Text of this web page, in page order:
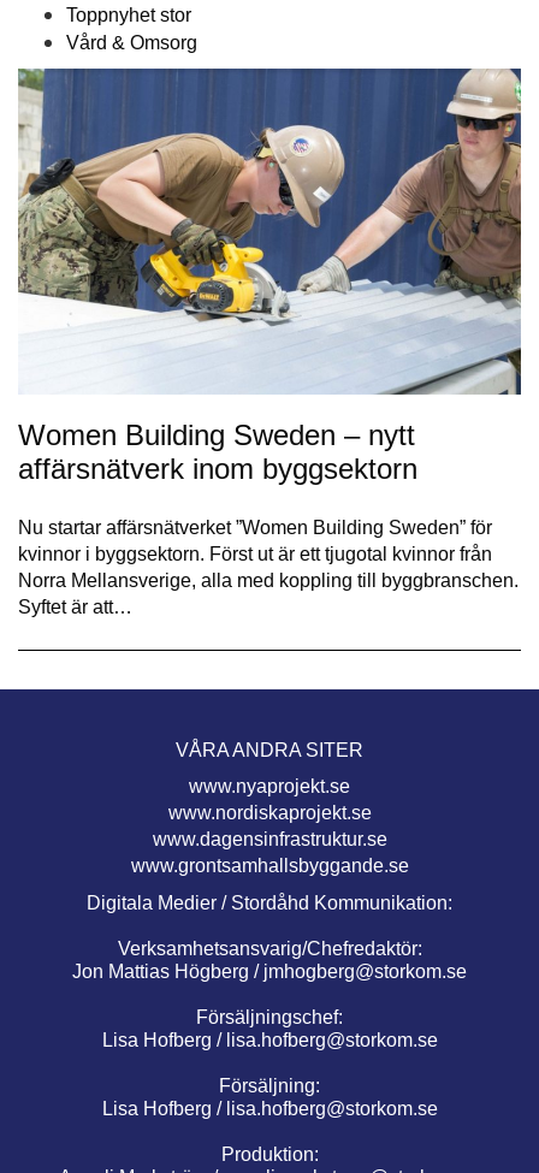
Toppnyhet stor
Vård & Omsorg
Women Building Sweden – nytt
affärsnätverk inom byggsektorn
Nu startar affärsnätverket ”Women Building Sweden” för
kvinnor i byggsektorn. Först ut är ett tjugotal kvinnor från
Norra Mellansverige, alla med koppling till byggbranschen.
Syftet är att…
VÅRA ANDRA SITER
www.nyaprojekt.se
www.nordiskaprojekt.se
www.dagensinfrastruktur.se
www.grontsamhallsbyggande.se
Digitala Medier / Stordåhd Kommunikation:
Verksamhetsansvarig/Chefredaktör:
Jon Mattias Högberg / jmhogberg@storkom.se
Försäljningschef:
Lisa Hofberg / lisa.hofberg@storkom.se
Försäljning:
Lisa Hofberg / lisa.hofberg@storkom.se
Produktion: